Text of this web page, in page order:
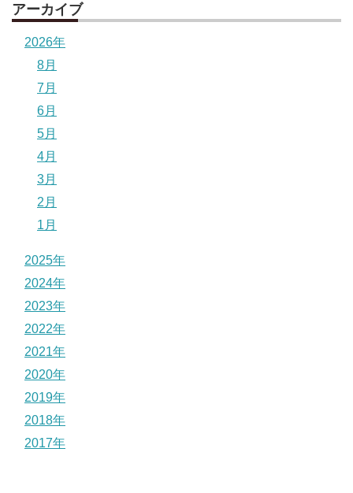
アーカイブ
2026年
8月
7月
6月
5月
4月
3月
2月
1月
2025年
2024年
2023年
2022年
2021年
2020年
2019年
2018年
2017年